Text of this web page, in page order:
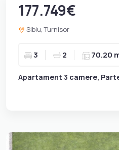
177.749€
Sibiu, Turnisor
3 2 70.20
Apartament 3 camere,